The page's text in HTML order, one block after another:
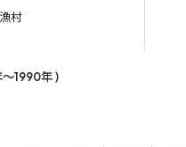
村
1990年 )